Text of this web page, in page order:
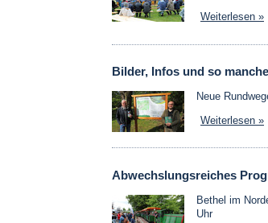
Weiterlesen »
Bilder, Infos und so
Neue
Weiterlesen »
Abwechslungsreiches
Bethel im
Uhr